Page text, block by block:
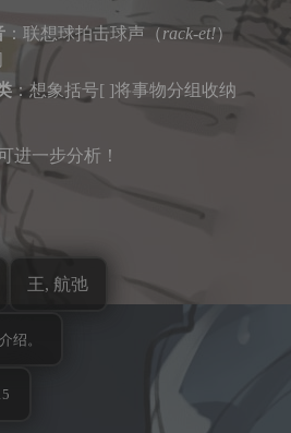
：联想球拍击球声（rack-et!）
：想象括号[ ]将事物分组收纳
进一步分析！
王, 航弛
绍。